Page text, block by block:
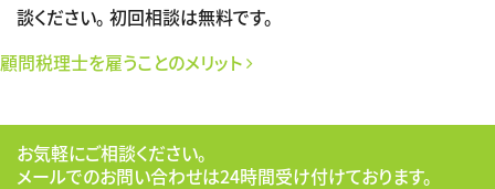
談ください。 初回相談は無料です。
投稿ナビゲーション
顧問税理士を雇うことのメリット
お気軽にご相談ください。
メールでのお問い合わせは24時間受け付けております。